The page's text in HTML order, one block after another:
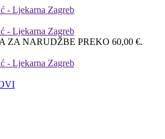
ZA NARUDŽBE PREKO 60,00 €.